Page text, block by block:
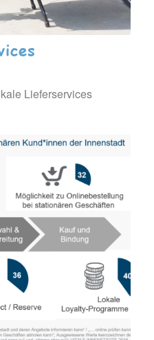
Lieferservices